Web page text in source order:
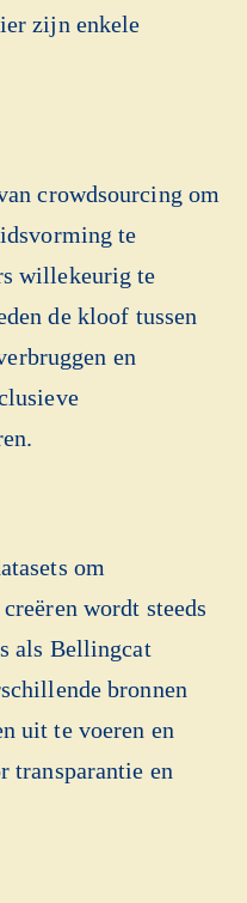
zijn enkele
crowdsourcing om
te
willekeurig te
de kloof tussen
en
om
wordt steeds
als Bellingcat
bronnen
uit te voeren en
transparantie en